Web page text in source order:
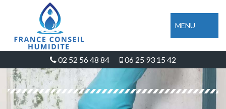
MENU
02 52 56 48 84 06 25 93 15 42